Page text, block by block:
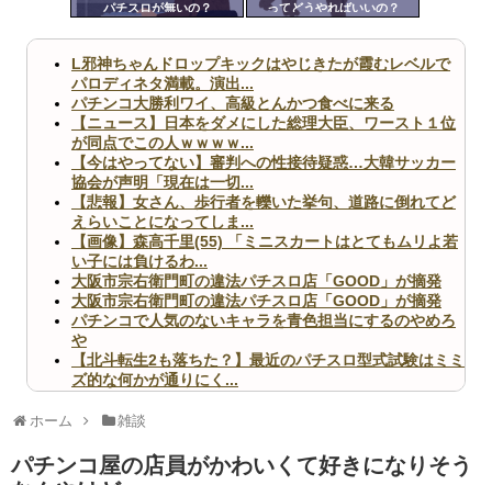
パチスロが無いの？
ってどうやればいいの？
ツー
L邪神ちゃんドロップキックはやじきたが霞むレベルで
パロディネタ満載。演出...
パチンコ大勝利ワイ、高級とんかつ食べに来る
【ニュース】日本をダメにした総理大臣、ワースト１位
が同点でこの人ｗｗｗｗ...
【今はやってない】審判への性接待疑惑…大韓サッカー
協会が声明「現在は一切...
【悲報】女さん、歩行者を轢いた挙句、道路に倒れてど
えらいことになってしま...
【画像】森高千里(55) 「ミニスカートはとてもムリよ若
い子には負けるわ...
大阪市宗右衛門町の違法パチスロ店「GOOD」が摘発
大阪市宗右衛門町の違法パチスロ店「GOOD」が摘発
パチンコで人気のないキャラを青色担当にするのやめろ
や
【北斗転生2も落ちた？】最近のパチスロ型式試験はミミ
ズ的な何かが通りにく...
いヤバいか教えて？...
ホーム 雑談
パチンコ屋の店員がかわいくて好きになりそう